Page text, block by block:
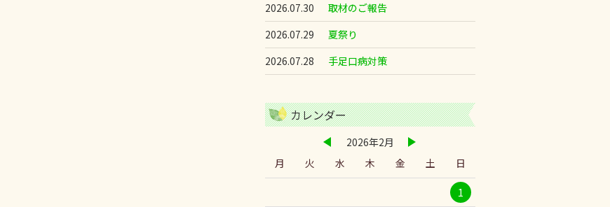
2026.07.30
取材のご報告
2026.07.29
夏祭り
2026.07.28
手足口病対策
カレンダー
2026年2月
月
火 水 木 金 土 日
1